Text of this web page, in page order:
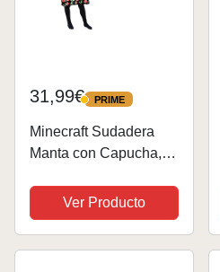
31,99€ PRIME
PRIME
Minecraft Sudadera
Manta con Capucha,
Sudadera Niños
(Negro AOP)
Ver Producto